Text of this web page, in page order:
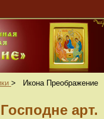
>
Икона Преображение
арт.